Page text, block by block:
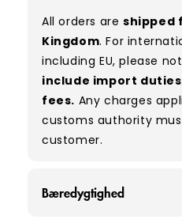
Please note:As these
garments, a small
have minor flaws such
stains. While we
degree of human error
can vary slightly
All orders are shipped
Kingdom. For
including EU, please
include import
fees. Any charges
customs authority
customer.
Bæredygtighed